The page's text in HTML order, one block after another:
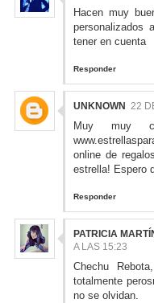
Hacen muy
personalizados
tener en cuenta
Responder
UNKNOWN 22
Muy muy
online de
estrella! Espero
Responder
PATRICIA
A LAS 15:23
Chechu
totalmente
no se olvidan.